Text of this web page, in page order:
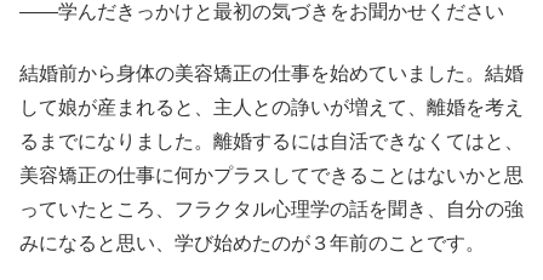
――学んだきっかけと最初の気づきをお聞かせください
結婚前から身体の美容矯正の仕事を始めていました。結婚
して娘が産まれると、主人との諍いが増えて、離婚を考え
るまでになりました。離婚するには自活できなくてはと、
美容矯正の仕事に何かプラスしてできることはないかと思
っていたところ、フラクタル心理学の話を聞き、自分の強
みになると思い、学び始めたのが３年前のことです。